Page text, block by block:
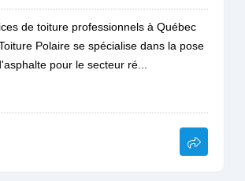
de toiture professionnels à Québec
Polaire se spécialise dans la pose
pour le secteur ré...